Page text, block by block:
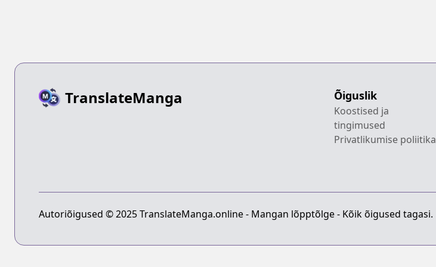
TranslateManga Õiguslik
Koostised ja
tingimused
Privatlikumise poliitika
Autoriõigused © 2025 TranslateManga.online - Mangan lõpptõlge - Kõik õigused tagasi.